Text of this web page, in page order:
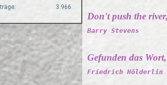
3.966
Don't push the
Barry Stevens
Gefunden das
Friedrich Hölderlin